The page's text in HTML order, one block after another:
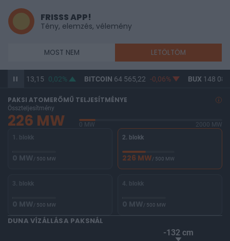
FRISSS APP!
Tény, elemzés, vélemény
MOST NEM LETÖLTÖM
313,15 0,02% BITCOIN64 565,22 -0,06% BUX 148 085,97
PAKSI ATOMERŐMŰ TELJESÍTMÉNYE
Összteljesítmény
226 MW 0 MW
2000 MW
1. blokk
0 MW/ 500 MW
2. blokk
226 MW/ 500 MW
3. blokk
0 MW/ 500 MW
4. blokk
0 MW/ 500 MW
DUNA VÍZÁLLÁSA PAKSNÁL
-132 cm